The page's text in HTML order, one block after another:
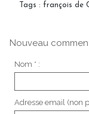
Tags : françois de
Nouveau
Nom * :
Adresse email (non